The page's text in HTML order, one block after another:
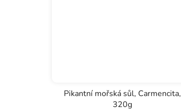
Pikantní mořská sůl, Carmencita,
320g